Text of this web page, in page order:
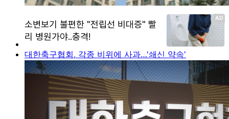
대한축구협회, 각종 비위에 사과…'쇄신 약속'